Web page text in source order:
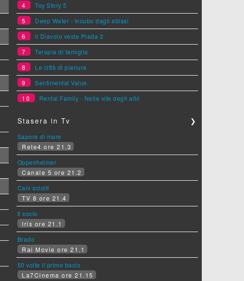
4
Toy Story 5
5
Deep Water - Incubo dagli abissi
6
Il Diavolo veste Prada 2
7
Terapia di famiglia
8
Le città di pianura
9
Sentimental Value
10
Rental Family - Nelle vite degli altri
Stasera in Tv ❯
Sapore di mare
Rete4 ore 21.3
Oppenheimer
Canale 5 ore 21.2
Cani sciolti
TV 8 ore 21.4
Il socio
Iris ore 21.1
Brado
Rai Movie ore 21.1
50 volte il primo bacio
La7Cinema ore 21.15